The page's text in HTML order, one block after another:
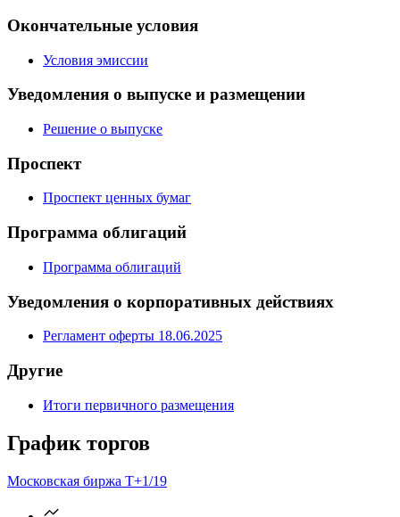
Окончательные условия
Условия эмиссии
Уведомления о выпуске и размещении
Решение о выпуске
Проспект
Проспект ценных бумаг
Программа облигаций
Программа облигаций
Уведомления о корпоративных действиях
Регламент оферты 18.06.2025
Другие
График торгов